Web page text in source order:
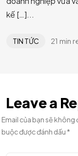
kế […]...
TIN TỨC 21 min
Leave a
Email của bạn sẽ không
buộc được đánh dấu *